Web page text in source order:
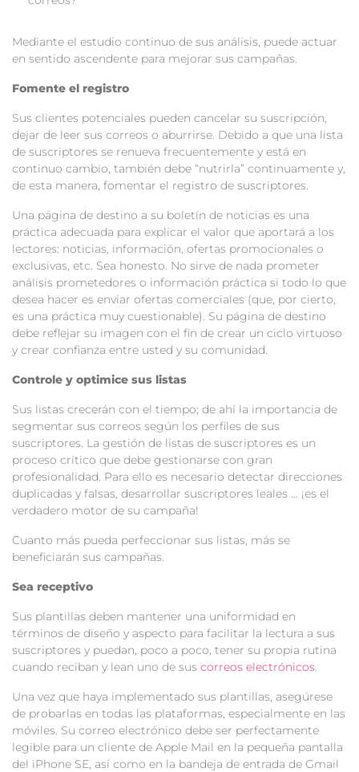
Mediante el estudio continuo de sus análisis, puede actuar
en sentido ascendente para mejorar sus campañas.
Fomente el registro
Sus clientes potenciales pueden cancelar su suscripción,
dejar de leer sus correos o aburrirse. Debido a que una lista
de suscriptores se renueva frecuentemente y está en
continuo cambio, también debe “nutrirla” continuamente y,
de esta manera, fomentar el registro de suscriptores.
Una página de destino a su boletín de noticias es una
práctica adecuada para explicar el valor que aportará a los
lectores: noticias, información, ofertas promocionales o
exclusivas, etc. Sea honesto. No sirve de nada prometer
análisis prometedores o información práctica si todo lo que
desea hacer es enviar ofertas comerciales (que, por cierto,
es una práctica muy cuestionable). Su página de destino
debe reflejar su imagen con el fin de crear un ciclo virtuoso
y crear confianza entre usted y su comunidad.
Controle y optimice sus listas
Sus listas crecerán con el tiempo; de ahí la importancia de
segmentar sus correos según los perfiles de sus
suscriptores. La gestión de listas de suscriptores es un
proceso crítico que debe gestionarse con gran
profesionalidad. Para ello es necesario detectar direcciones
duplicadas y falsas, desarrollar suscriptores leales … ¡es el
verdadero motor de su campaña!
Cuanto más pueda perfeccionar sus listas, más se
beneficiarán sus campañas.
Sea receptivo
Sus plantillas deben mantener una uniformidad en
términos de diseño y aspecto para facilitar la lectura a sus
suscriptores y puedan, poco a poco, tener su propia rutina
cuando reciban y lean uno de sus correos electrónicos.
Una vez que haya implementado sus plantillas, asegúrese
de probarlas en todas las plataformas, especialmente en las
móviles. Su correo electrónico debe ser perfectamente
legible para un cliente de Apple Mail en la pequeña pantalla
del iPhone SE, así como en la bandeja de entrada de Gmail